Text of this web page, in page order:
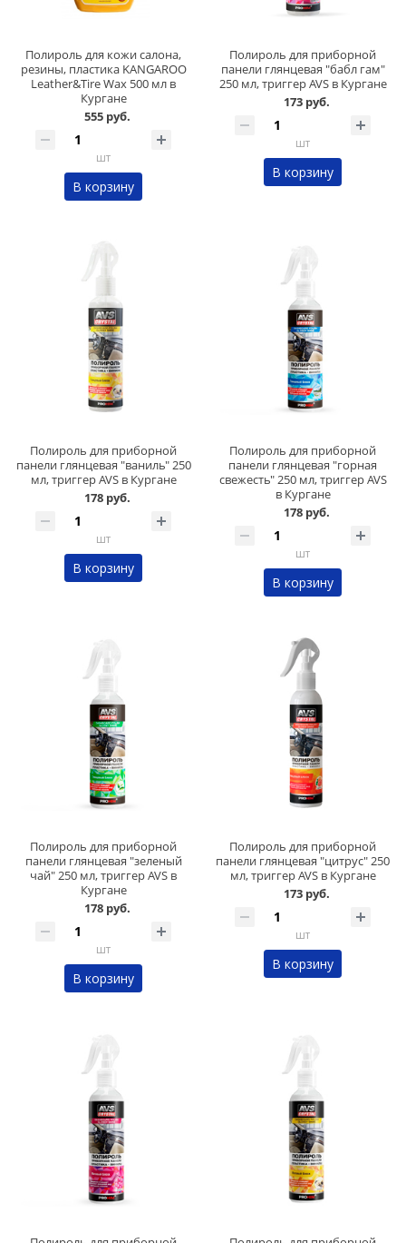
Полироль для кожи салона,
резины, пластика KANGAROO
Leather&Tire Wax 500 мл в
Кургане
555 руб.
шт
В корзину
Полироль для приборной
панели глянцевая "бабл гам"
250 мл, триггер AVS в Кургане
173 руб.
шт
В корзину
Полироль для приборной
панели глянцевая "ваниль" 250
мл, триггер AVS в Кургане
178 руб.
шт
В корзину
Полироль для приборной
панели глянцевая "горная
свежесть" 250 мл, триггер AVS
в Кургане
178 руб.
шт
В корзину
Полироль для приборной
панели глянцевая "зеленый
чай" 250 мл, триггер AVS в
Кургане
178 руб.
шт
В корзину
Полироль для приборной
панели глянцевая "цитрус" 250
мл, триггер AVS в Кургане
173 руб.
шт
В корзину